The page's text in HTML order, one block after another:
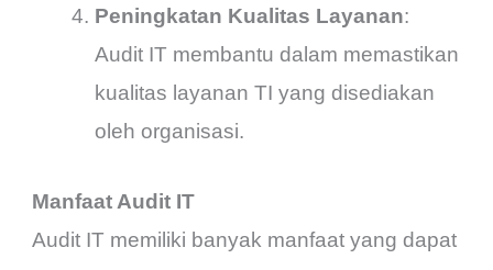
Peningkatan Kualitas Layanan:
Audit IT membantu dalam memastikan
kualitas layanan TI yang disediakan
oleh organisasi.
Manfaat Audit IT
Audit IT memiliki banyak manfaat yang dapat